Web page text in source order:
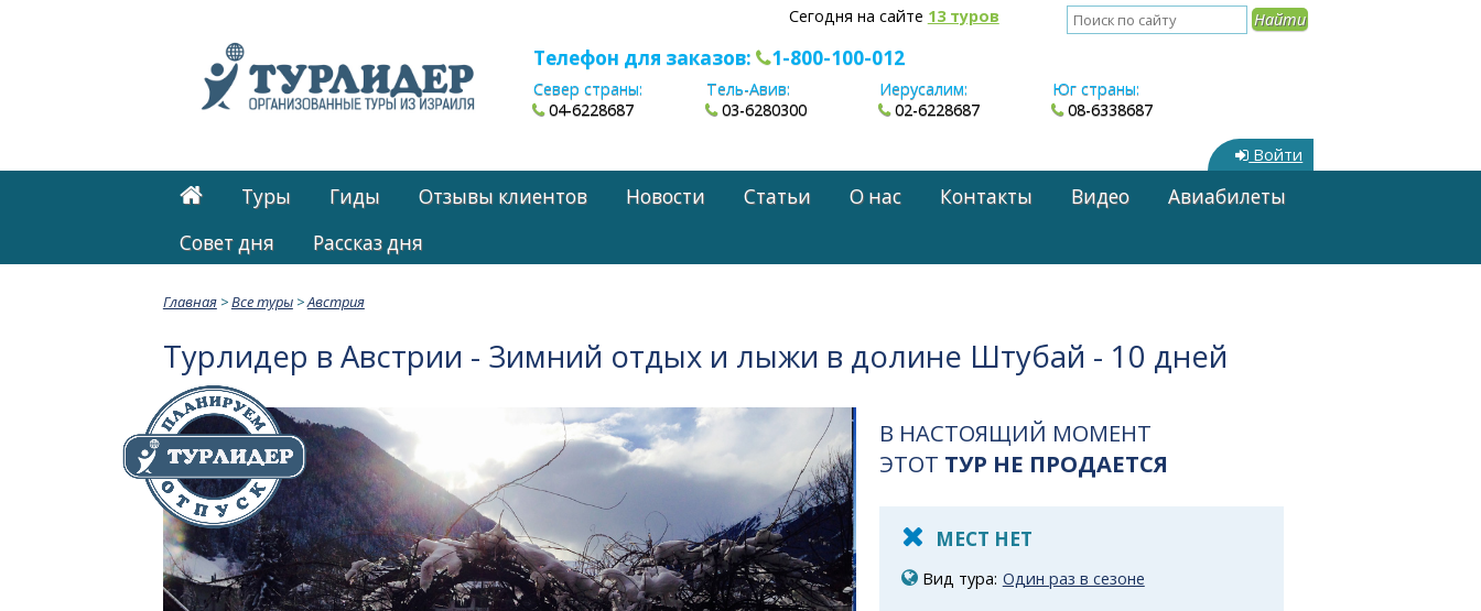
Сегодня на сайте 13 туров
Телефон для заказов: 1-800-100-012
Север страны:
04-6228687
Тель-Авив:
03-6280300
Иерусалим:
02-6228687
Юг страны:
08-6338687
Войти
Туры Гиды Отзывы клиентов Новости Статьи О нас Контакты Видео
Авиабилеты
Cовет дня
Рассказ дня
Главная>Все туры>Австрия
Турлидер в Австрии - Зимний отдых и лыжи в долине Штубай - 10 дней
В НАСТОЯЩИЙ МОМЕНТ
ЭТОТ ТУР НЕ ПРОДАЕТСЯ
МЕСТ НЕТ
Вид тура: Один раз в сезоне